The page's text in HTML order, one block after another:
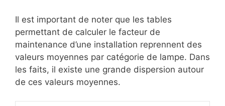
Il est important de noter que les tables
permettant de calculer le facteur de
maintenance d’une installation reprennent des
valeurs moyennes par catégorie de lampe. Dans
les faits, il existe une grande dispersion autour
de ces valeurs moyennes.